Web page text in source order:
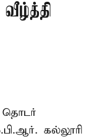
தொடர்
கல்லூரி